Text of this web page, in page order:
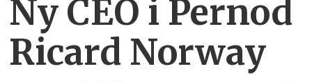
Ny CEO i Pernod
Ricard Norway